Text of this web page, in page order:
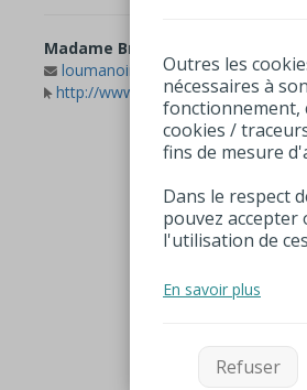
Madame Brigitte Barbey
loumanoir@wanadoo.fr
http://www.hortensias-villa.fr
Outres les
nécessaires à son
fonctionnement,
cookies /
fins de mesure
Dans le respect
pouvez
l'utilisation de
En savoir plus
Refuser